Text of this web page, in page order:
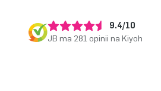
9.4/10
JB ma 281 opinii na Kiyoh